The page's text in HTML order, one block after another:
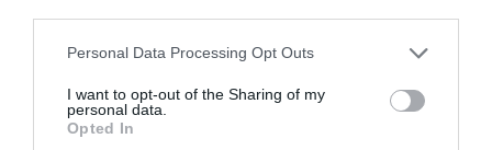
Please note that this website/app uses one or more Google
not limited to your visit or usage behaviour. You may click to
grant or deny consent to Google and its third-party tags to
use your data for below specified purposes in below Google
Personal Data Processing Opt Outs
I want to opt-out of the Sharing of my
personal data.
Opted In
παρά την ενεργειακή κρίση
Ισχυρή κερδοφορία και υψηλή επιχειρησιακή
ανθεκτικότητα κατέγραψε η HELLENiQ ENERGY κατά
το δεύτερο τρίμηνο και το πρώτο εξάμηνο του 2026,
επιβεβαιώνοντας την ικανότητά της να